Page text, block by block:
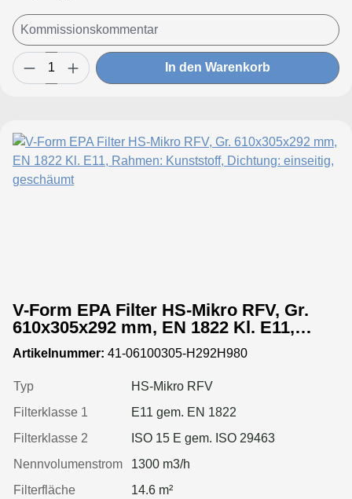
In den Warenkorb
V-Form EPA Filter HS-Mikro RFV, Gr.
610x305x292 mm, EN 1822 Kl. E11,
Rahmen: Kunststoff, Dichtung:
einseitig, geschäumt
Artikelnummer: 41-06100305-H292H980
Typ
HS-Mikro RFV
Filterklasse 1
E11 gem. EN 1822
Filterklasse 2
ISO 15 E gem. ISO 29463
Nennvolumenstrom
1300 m3/h
Filterfläche
14.6 m²